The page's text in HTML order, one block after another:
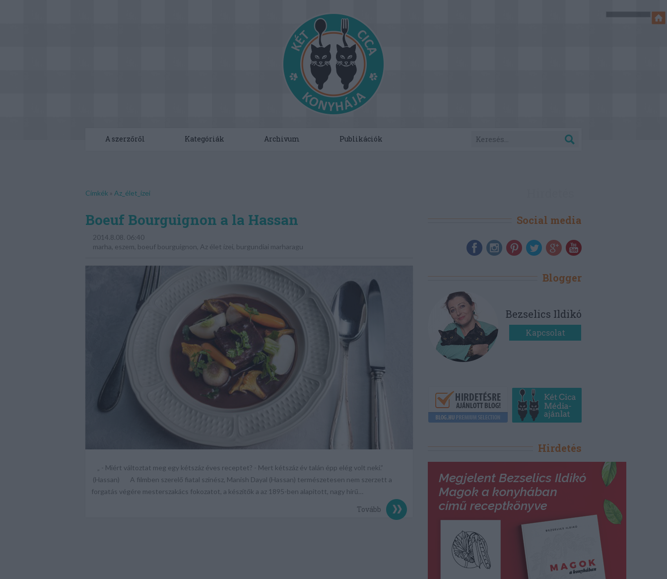
A szerzőről Kategóriák Archivum Publikációk
Címkék » Az_élet_ízei
Boeuf Bourguignon a la Hassan
2014.8.08. 06:40
marha eszem boeuf bourguignon Az élet ízei burgundiai marharagu
„ - Miért változtat meg egy kétszáz éves receptet? - Mert kétszáz év talán épp elég volt neki.”
(Hassan) A filmben szerelő fiatal színész, Manish Dayal (Hassan) természetesen nem szerzett a
forgatás végére mesterszakács fokozatot, a készítők a az 1895-ben alapított, nagy hírű…
Tovább
Social media
Blogger
Bezselics Ildikó
Kapcsolat
Hirdetés